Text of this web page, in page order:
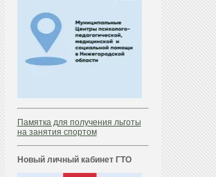
Памятка для получения льготы
на занятия спортом
Новый личный кабинет ГТО